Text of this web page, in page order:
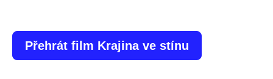
Přehrát film Krajina ve stínu